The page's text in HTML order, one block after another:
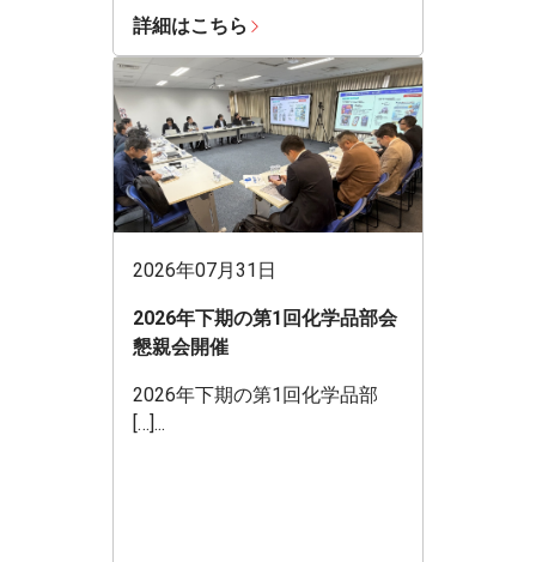
詳細はこちら
2026年07月31日
2026年下期の第1回化学品部会
懇親会開催
2026年下期の第1回化学品部
[…]...